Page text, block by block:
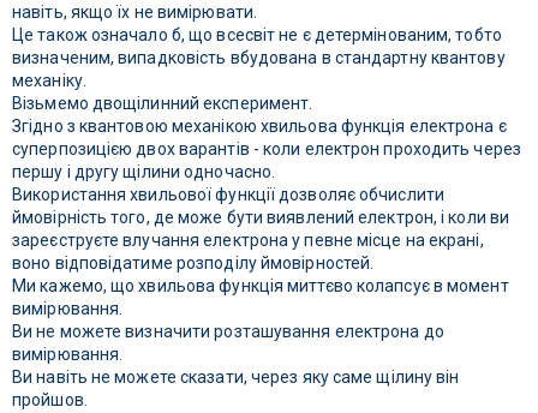
навіть, якщо їх не вимірювати.
Це також означало б, що всесвіт не є детермінованим, тобто
визначеним, випадковість вбудована в стандартну квантову
механіку.
Візьмемо двощілинний експеримент.
Згідно з квантовою механікою хвильова функція електрона є
суперпозицією двох варантів - коли електрон проходить через
першу і другу щілини одночасно.
Використання хвильової функції дозволяє обчислити
ймовірність того, де може бути виявлений електрон, і коли ви
зареєструєте влучання електрона у певне місце на екрані,
воно відповідатиме розподілу ймовірностей.
Ми кажемо, що хвильова функція миттєво колапсує в момент
вимірювання.
Ви не можете визначити розташування електрона до
вимірювання.
Ви навіть не можете сказати, через яку саме щілину він
пройшов.